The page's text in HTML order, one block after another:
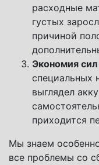
расходные
густых
причиной
Экономия сил
специальных
выглядел
приходится
Мы знаем
все проблемы со